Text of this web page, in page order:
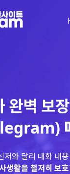
완벽 보
저와 달리 대화 내
생활을 철저히 보호